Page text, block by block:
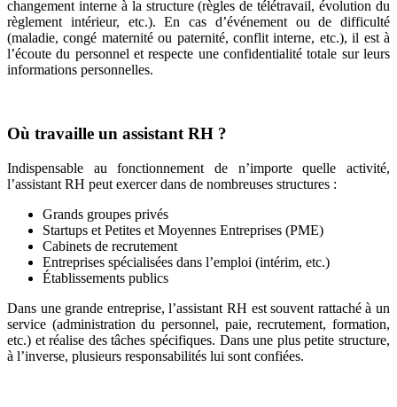
changement interne à la structure (règles de télétravail, évolution du
règlement intérieur, etc.). En cas d’événement ou de difficulté
(maladie, congé maternité ou paternité, conflit interne, etc.), il est à
l’écoute du personnel et respecte une confidentialité totale sur leurs
informations personnelles.
Où travaille un assistant RH ?
Indispensable au fonctionnement de n’importe quelle activité,
l’assistant RH peut exercer dans de nombreuses structures :
Grands groupes privés
Startups et Petites et Moyennes Entreprises (PME)
Cabinets de recrutement
Entreprises spécialisées dans l’emploi (intérim, etc.)
Établissements publics
Dans une grande entreprise, l’assistant RH est souvent rattaché à un
service (administration du personnel, paie, recrutement, formation,
etc.) et réalise des tâches spécifiques. Dans une plus petite structure,
à l’inverse, plusieurs responsabilités lui sont confiées.